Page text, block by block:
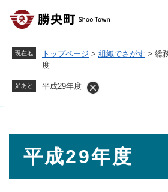
現在地 トップページ > 組織でさがす > 総
度
足あと 平成29年度
平成29年度